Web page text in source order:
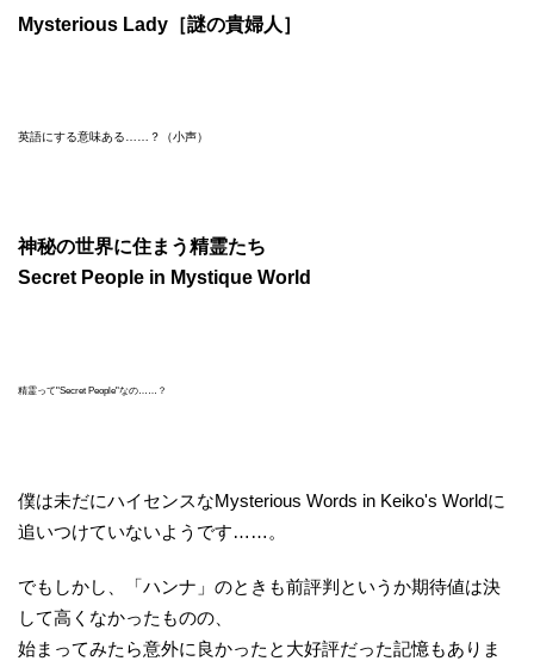
Mysterious Lady［謎の貴婦人］
英語にする意味ある……？（小声）
神秘の世界に住まう精霊たち
Secret People in Mystique World
精霊って"Secret People"なの……？
僕は未だにハイセンスなMysterious Words in Keiko's Worldに
追いつけていないようです……。
でもしかし、「ハンナ」のときも前評判というか期待値は決
して高くなかったものの、
始まってみたら意外に良かったと大好評だった記憶もありま